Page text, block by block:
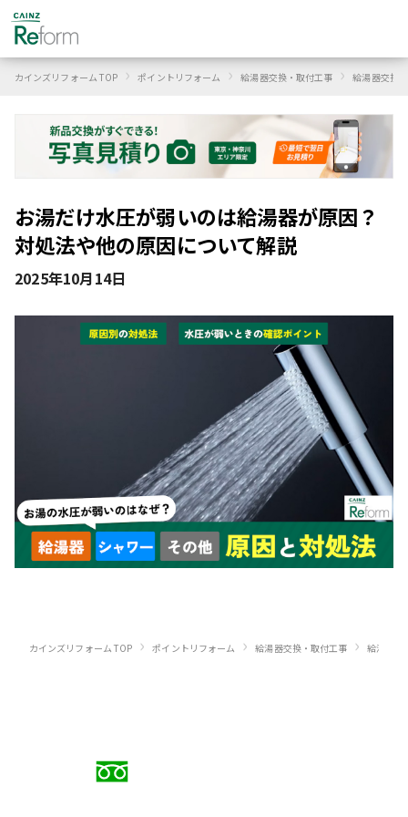
カインズリフォーム TOP › ポイントリフォーム › 給湯器交換・取付工事 › 給湯器交換
お湯だけ水圧が弱いのは給湯器が原因？
対処法や他の原因について解説
2025年10月14日
カインズリフォーム TOP › ポイントリフォーム › 給湯器交換・取付工事 › 給湯器交